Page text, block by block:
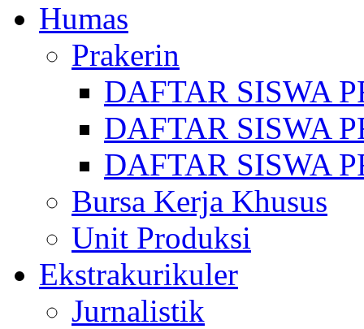
Humas
Prakerin
DAFTAR SISWA
DAFTAR SISWA
DAFTAR SISWA
Bursa Kerja Khusus
Unit Produksi
Ekstrakurikuler
Jurnalistik